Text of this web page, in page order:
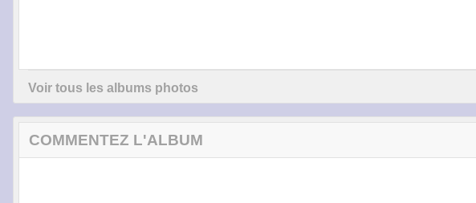
Voir tous les albums photos
COMMENTEZ L'ALBUM